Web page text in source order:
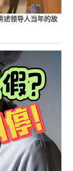
领导人当年的故